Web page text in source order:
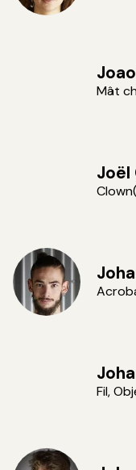
Mât
Joël
Fil,